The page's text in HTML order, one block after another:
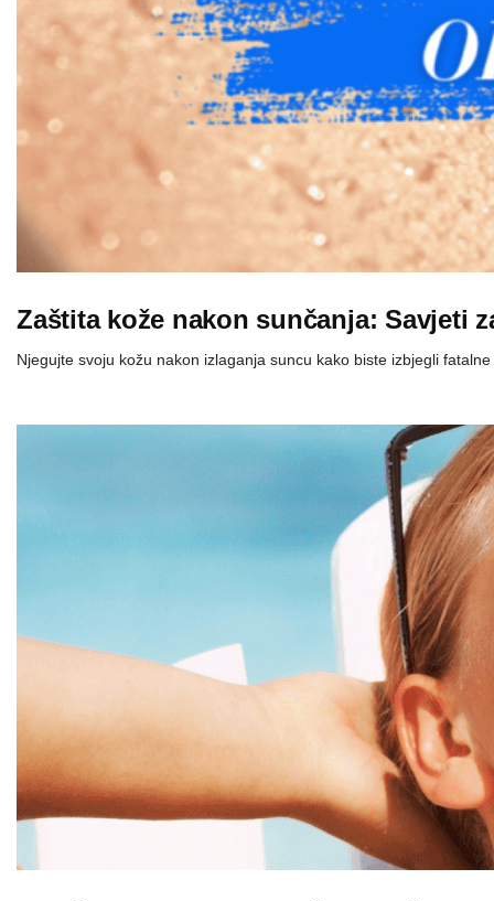
Zaštita kože nakon sunčanja: Savjeti
Njegujte svoju kožu nakon izlaganja suncu kako biste izbjegli